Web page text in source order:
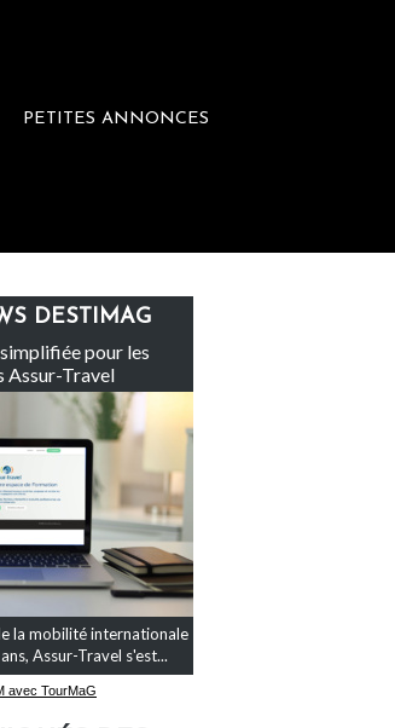
PETITES ANNONCES
Sainte-Claire rachète Eden
DESTIMAG
pour les
Assur-Travel
la mobilité internationale
Assur-Travel s'est...